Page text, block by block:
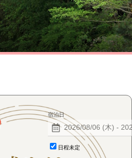
宿泊日
日程未定